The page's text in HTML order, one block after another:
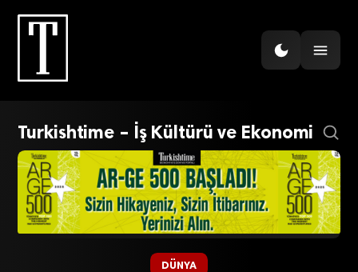
Turkishtime – İş Kültürü ve Ekonomi
DÜNYA